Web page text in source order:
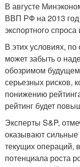
В августе
ВВП РФ на 2013 год
экспортного
В этих условиях,
может забыть о
обозримом
серьезных рисков,
понижению
рейтинг будет
Эксперты S&P,
оказывают
текущих операций,
потенциала роста